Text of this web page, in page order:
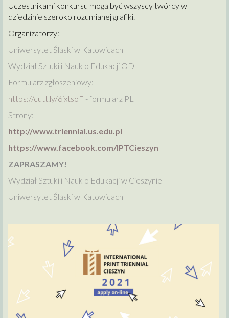
Uczestnikami konkursu mogą być wszyscy twórcy w
dziedzinie szeroko rozumianej grafiki.
Organizatorzy:
Uniwersytet Śląski w Katowicach
Wydział Sztuki i Nauk o Edukacji OD
Formularz zgłoszeniowy:
https://cutt.ly/6jxtsoF - formularz PL
Strony:
http://www.triennial.us.edu.pl
https://www.facebook.com/IPTCieszyn
ZAPRASZAMY!
Wydział Sztuki i Nauk o Edukacji w Cieszynie
Uniwersytet Śląski w Katowicach